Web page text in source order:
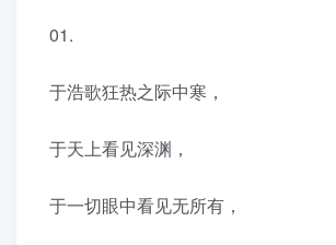
01.
于浩歌狂热之际中寒，
于天上看见深渊，
于一切眼中看见无所有，